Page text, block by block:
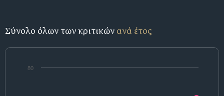
Σύνολο όλων των κριτικών ανά έτος
80